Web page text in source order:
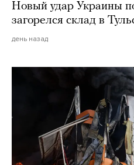
Новый удар Украины
загорелся склад в
день назад